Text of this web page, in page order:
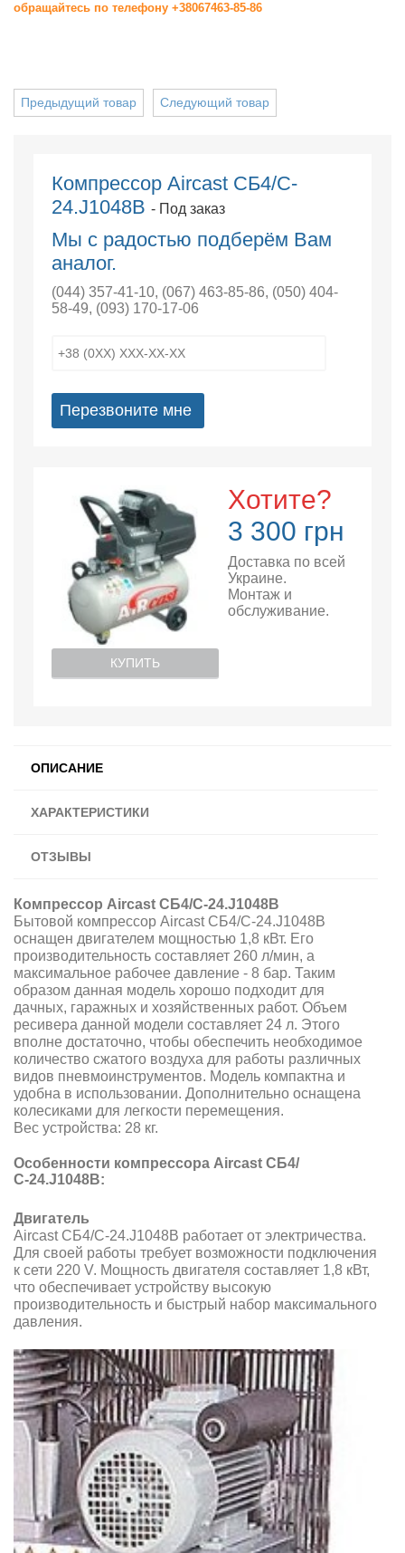
обращайтесь по телефону +38067463-85-86
Следующий товар
Предыдущий товар
Компрессор Aircast СБ4/C-
24.J1048B - Под заказ
Мы с радостью подберём Вам
аналог.
(044) 357-41-10, (067) 463-85-86, (050) 404-
58-49, (093) 170-17-06
Перезвоните мне
Хотите?
3 300 грн
Доставка по всей
Украине.
Монтаж и
обслуживание.
КУПИТЬ
ОПИСАНИЕ
ХАРАКТЕРИСТИКИ
ОТЗЫВЫ
Компрессор Aircast СБ4/С-24.J1048B
Бытовой компрессор Aircast СБ4/С-24.J1048B
оснащен двигателем мощностью 1,8 кВт. Его
производительность составляет 260 л/мин, а
максимальное рабочее давление - 8 бар. Таким
образом данная модель хорошо подходит для
дачных, гаражных и хозяйственных работ. Объем
ресивера данной модели составляет 24 л. Этого
вполне достаточно, чтобы обеспечить необходимое
количество сжатого воздуха для работы различных
видов пневмоинструментов. Модель компактна и
удобна в использовании. Дополнительно оснащена
колесиками для легкости перемещения.
Вес устройства: 28 кг.
Особенности компрессора Aircast СБ4/
С-24.J1048B:
Двигатель
Aircast СБ4/С-24.J1048B работает от электричества.
Для своей работы требует возможности подключения
к сети 220 V. Мощность двигателя составляет 1,8 кВт,
что обеспечивает устройству высокую
производительность и быстрый набор максимального
давления.